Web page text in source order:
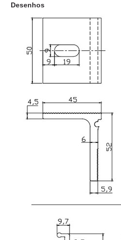
Desenhos